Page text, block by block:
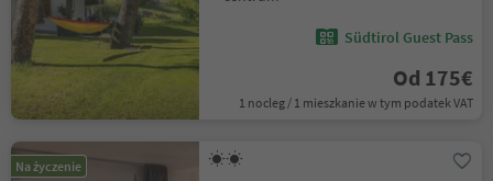
Südtirol Guest Pass
Od 175€
1 nocleg / 1 mieszkanie w tym podatek VAT
Na życzenie